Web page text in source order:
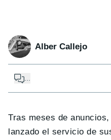
Alber Callejo
...
Tras meses de
lanzado el servicio de